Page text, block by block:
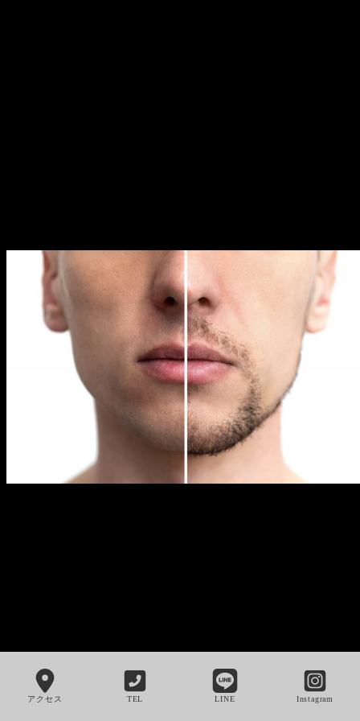
アクセス TEL LINE Instagram